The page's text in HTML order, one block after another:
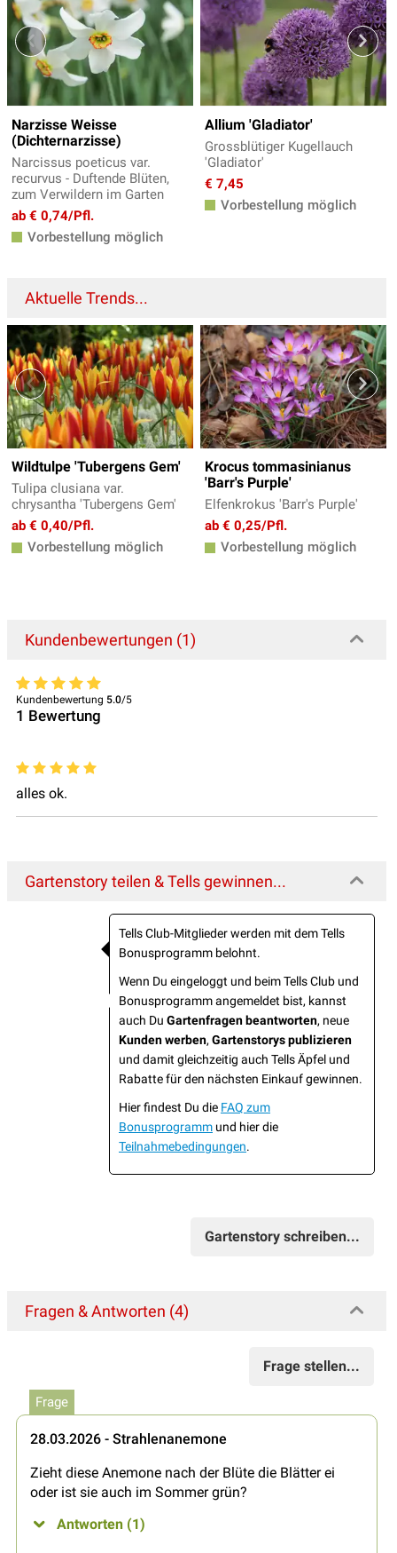
Narzisse Weisse
(Dichternarzisse)
Narcissus poeticus var.
recurvus - Duftende Blüten,
zum Verwildern im Garten
ab € 0,74/Pfl.
Vorbestellung möglich
Allium 'Gladiator'
Grossblütiger Kugellauch
'Gladiator'
€ 7,45
Vorbestellung möglich
Aktuelle Trends...
Wildtulpe 'Tubergens Gem'
Tulipa clusiana var.
chrysantha 'Tubergens Gem'
ab € 0,40/Pfl.
Vorbestellung möglich
Krocus tommasinianus
'Barr's Purple'
Elfenkrokus 'Barr's Purple'
ab € 0,25/Pfl.
Vorbestellung möglich
Kundenbewertungen (1)
Kundenbewertung 5.0/5
1 Bewertung
alles ok.
Gartenstory teilen & Tells gewinnen...
Tells Club-Mitglieder werden mit dem Tells
Bonusprogramm belohnt.
Wenn Du eingeloggt und beim Tells Club und
Bonusprogramm angemeldet bist, kannst
auch Du Gartenfragen beantworten, neue
Kunden werben, Gartenstorys publizieren
und damit gleichzeitig auch Tells Äpfel und
Rabatte für den nächsten Einkauf gewinnen.
Hier findest Du die FAQ zum
Bonusprogramm und hier die
Teilnahmebedingungen.
Gartenstory schreiben...
Fragen & Antworten (4)
Frage stellen...
Frage
28.03.2026 - Strahlenanemone
Zieht diese Anemone nach der Blüte die Blätter ei
oder ist sie auch im Sommer grün?
Antworten (1)